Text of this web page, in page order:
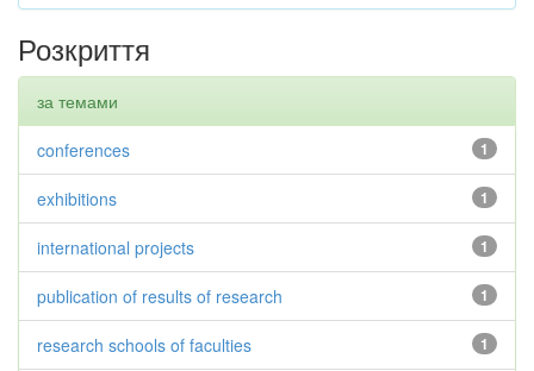
Розкриття
за темами
1
conferences
1
exhibitions
1
international projects
1
publication of results of research
1
research schools of faculties